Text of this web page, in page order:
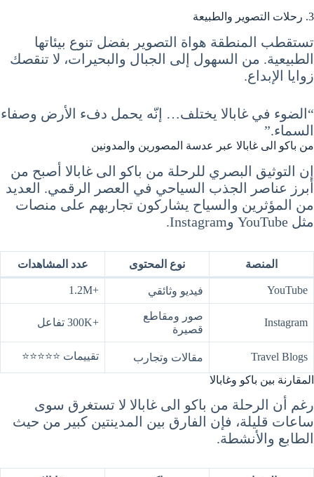
3. رحلات التصوير والطبيعة
تستقطب المنطقة هواة التصوير بفضل تنوع بيئاتها
الطبيعية. من السهول إلى الجبال والبحيرات، لا تنقصك
زوايا الإبداع.
“الضوء في غابالا يختلف… إنّه يحمل دفء الأرض وصفاء
السماء.”
من باكو الى غابالا عبر عدسة المصورين والمدونين
إن التوثيق البصري للرحلة من باكو الى غابالا أصبح من
أبرز عناصر الجذب السياحي في العصر الرقمي. العديد
من المؤثرين والسياح يشاركون تجاربهم على منصات
مثل YouTube وInstagram.
المنصة نوع المحتوى عدد المشاهدات
YouTube فيديو وثائقي +1.2M
Instagram
صور ومقاطع
قصيرة
+300K تفاعل
Travel Blogs مقالات وتجارب
تقييمات ⭐⭐⭐⭐⭐
المقارنة بين باكو وغابالا
رغم أن الرحلة من باكو الى غابالا لا تستغرق سوى
ساعات قليلة، فإن الفارق بين المدينتين كبير من حيث
الطابع والأنشطة.